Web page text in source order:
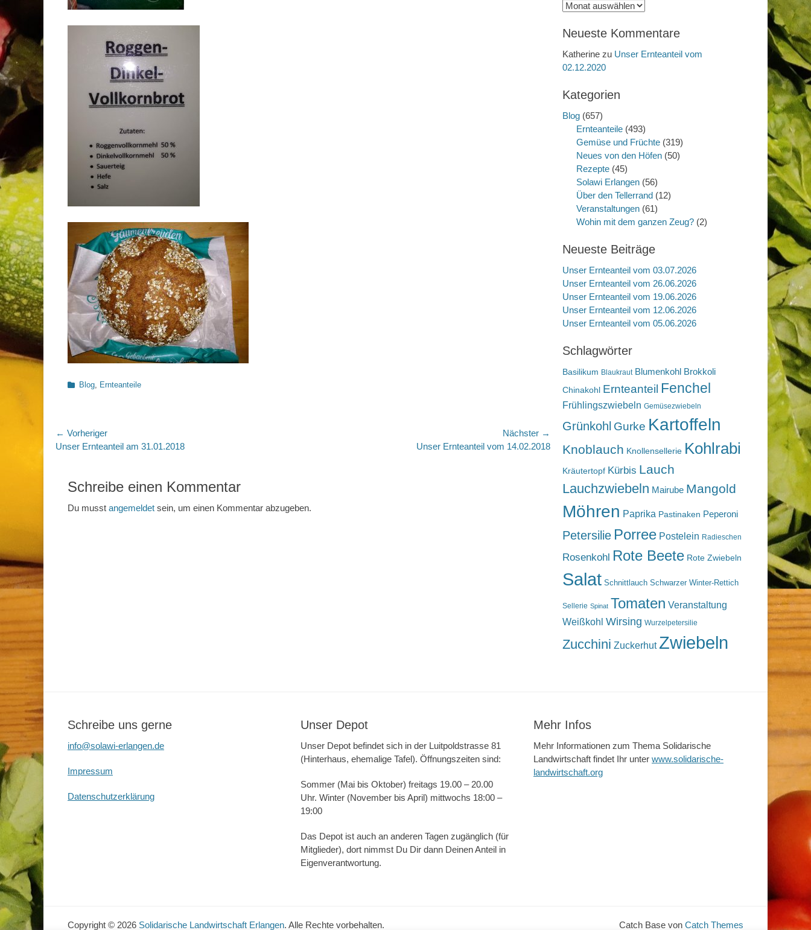
Kategorien
Blog Ernteanteile
Beitragsnavigation
← Vorheriger
Vorheriger
Unser Ernteanteil am 31.01.2018
Nächster →
Unser Ernteanteil vom 14.02.2018
Schreibe einen Kommentar
Du musst angemeldet sein, um einen Kommentar abzugeben.
Neueste Kommentare
Katherine zu Unser Ernteanteil vom
02.12.2020
Kategorien
Blog (657)
Ernteanteile(493)
Gemüse und Früchte(319)
Neues von den Höfen(50)
Rezepte(45)
Solawi Erlangen(56)
Über den Tellerrand(12)
Veranstaltungen(61)
Wohin mit dem ganzen Zeug?(2)
Neueste Beiträge
Unser Ernteanteil vom 03.07.2026
Unser Ernteanteil vom 26.06.2026
Unser Ernteanteil vom 19.06.2026
Unser Ernteanteil vom 12.06.2026
Unser Ernteanteil vom 05.06.2026
Schlagwörter
Basilikum Blaukraut Blumenkohl Brokkoli
Chinakohl Ernteanteil Fenchel
Frühlingszwiebeln Gemüsezwiebeln
Grünkohl Gurke Kartoffeln
Knoblauch Knollensellerie Kohlrabi
Kräutertopf Kürbis Lauch
Lauchzwiebeln Mairube Mangold
Möhren Paprika Pastinaken Peperoni
Petersilie Porree Postelein Radieschen
Rosenkohl Rote Beete Rote Zwiebeln
Salat Schnittlauch Schwarzer Winter-Rettich
Sellerie Spinat Tomaten Veranstaltung
Weißkohl Wirsing Wurzelpetersilie
Zucchini Zuckerhut Zwiebeln
Schreibe uns gerne
info@solawi-erlangen.de
Impressum
Datenschutzerklärung
Unser Depot
Unser Depot befindet sich in der Luitpoldstrasse 81
(Hinterhaus, ehemalige Tafel). Öffnungszeiten sind:
Sommer (Mai bis Oktober) freitags 19.00 – 20.00
Uhr. Winter (November bis April) mittwochs 18:00 –
19:00
Das Depot ist auch an anderen Tagen zugänglich (für
Mitglieder), dort nimmst Du Dir dann Deinen Anteil in
Eigenverantwortung.
Mehr Infos
Mehr Informationen zum Thema Solidarische
Landwirtschaft findet Ihr unter www.solidarische-
landwirtschaft.org
Copyright © 2026 Solidarische Landwirtschaft Erlangen. Alle Rechte vorbehalten. Catch Base von Catch Themes